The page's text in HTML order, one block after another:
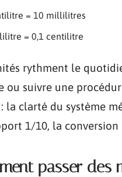
= 10 millilitres
= 0,1 centilitre
rythment le
ou suivre une
la clarté du système
1/10, la
passer